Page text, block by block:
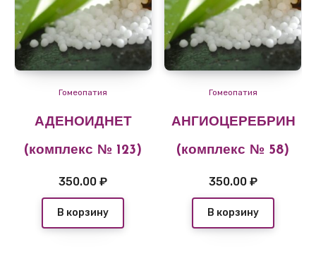
Гомеопатия
АДЕНОИДНЕТ
(комплекс № 123)
350.00₽
В корзину
Гомеопатия
АНГИОЦЕРЕБРИН
(комплекс № 58)
350.00 ₽
В корзину